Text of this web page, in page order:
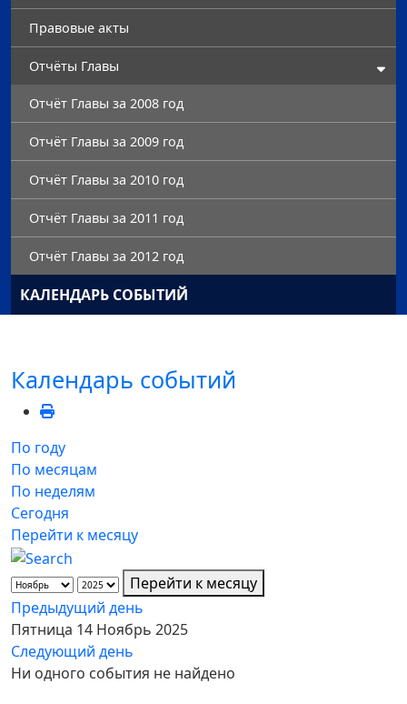
Правовые акты
Отчёты Главы
Отчёт Главы за 2008 год
Отчёт Главы за 2009 год
Отчёт Главы за 2010 год
Отчёт Главы за 2011 год
Отчёт Главы за 2012 год
КАЛЕНДАРЬ СОБЫТИЙ
Календарь событий
По году
По месяцам
По неделям
Сегодня
Перейти к месяцу
Перейти к месяцу
Предыдущий день
Пятница 14 Ноябрь 2025
Следующий день
Ни одного события не найдено